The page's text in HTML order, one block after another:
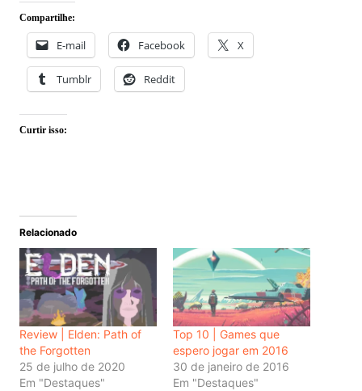
Compartilhe:
E-mail Facebook X
Tumblr Reddit
Curtir isso:
Relacionado
Review | Elden: Path of
the Forgotten
25 de julho de 2020
Em "Destaques"
Top 10 | Games que
espero jogar em 2016
30 de janeiro de 2016
Em "Destaques"